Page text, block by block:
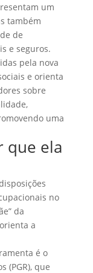
um
também
de
e seguros.
pela nova
e orienta
sobre
uma
que ela
no
da
a
é o
(PGR), que